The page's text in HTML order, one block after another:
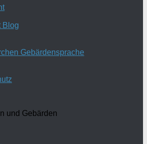
Blog
Gebärdensprache
und Gebärden